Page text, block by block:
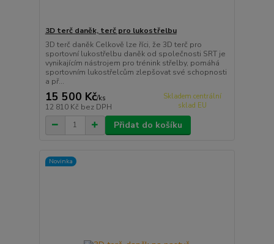
3D terč daněk, terč pro lukostřelbu
3D terč daněk Celkově lze říci, že 3D terč pro
sportovní lukostřelbu daněk od společnosti SRT je
vynikajícím nástrojem pro trénink střelby, pomáhá
sportovním lukostřelcům zlepšovat své schopnosti
a př...
15 500 Kč/ks
12 810 Kč bez DPH
Skladem centrální
sklad EU
Přidat do košíku
Novinka